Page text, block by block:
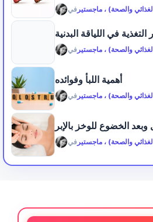
فيوالصحة) ، ماجستير
في اللياقة البدنية
فيوالصحة) ، ماجستير
أهمية اللبأ وفوائده
فيوالصحة) ، ماجستير
الخضوع للوخز بالإبر
فيوالصحة) ، ماجستير